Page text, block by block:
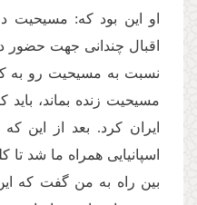
او این بود که:
اقبال چندانی جهت حضور
نسبت به مسیحیت رو به
مسیحیت زنده بماند، باید
ایران کرد. بعد از این
اسپانیایی همراه ما شد تا
بین راه به من گفت که